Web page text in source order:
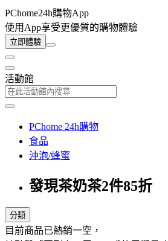
PChome24h購物App
使用App享受更優質的購物體驗
立即體驗
活動館
PChome 24h購物
食品
沖泡/蜂蜜
發現茶奶茶2件85折
分類
目前商品已熱銷一空，